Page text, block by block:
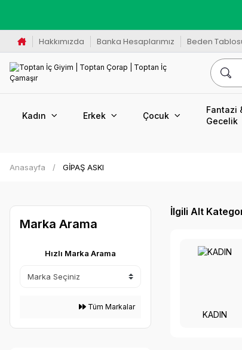
Hakkımızda Banka Hesaplarımız Beden
Kadın Erkek Çocuk
Fantazi
Gecelik
Anasayfa GİPAŞ ASKI
Marka Arama
Hızlı Marka Arama
Tüm Markalar
İlgili Alt
KADIN